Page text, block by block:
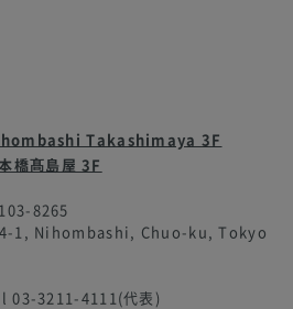
Takashimaya 3F
橋髙島屋 3F
8265
1, Nihombashi, Chuo-ku, Tokyo
03-3211-4111(代表)